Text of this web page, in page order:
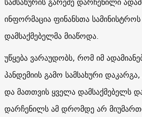
ინფორმაცია ფინანსთა
დამსაქმებელმა მიაწოდა.
უწყება ვარაუდობს, რომ იმ
პანდემიის გამო სამსახური
და მათთვის ყველა დამსაქმებელს
დარჩენილს ამ დრომდე არ